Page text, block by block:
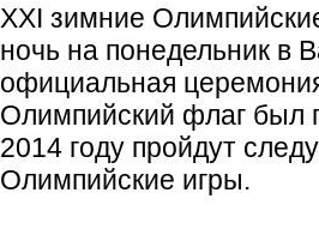
XXI зимние
ночь на понедельник в
официальная
Олимпийский флаг был
2014 году пройдут
Олимпийские игры.